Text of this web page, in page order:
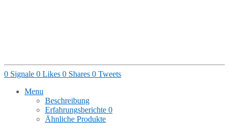
0 Signale 0 Likes 0 Shares 0 Tweets
Menu
Beschreibung
Erfahrungsberichte 0
Ähnliche Produkte